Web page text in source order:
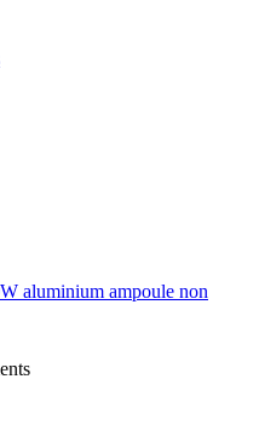
aluminium ampoule non